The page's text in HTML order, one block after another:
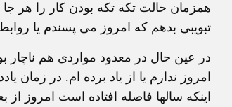
همزمان حالت تکه تکه بودن کار را هر
تبویبی بدهم که امروز می پسندم یا
در عین حال در معدود مواردی هم
امروز ندارم یا از یاد برده ام. در
اینکه سالها فاصله افتاده است امروز